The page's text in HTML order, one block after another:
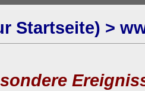
Startseite) >